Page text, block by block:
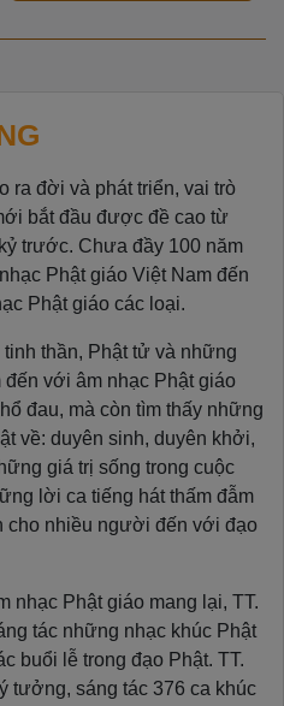
ra đời và phát triển, vai trò
bắt đầu được đề cao từ
trước. Chưa đầy 100 năm
Phật giáo Việt Nam đến
Phật giáo các loại.
thần, Phật tử và những
với âm nhạc Phật giáo
đau, mà còn tìm thấy những
về: duyên sinh, duyên khởi,
giá trị sống trong cuộc
lời ca tiếng hát thấm đẫm
cho nhiều người đến với đạo
nhạc Phật giáo mang lại, TT.
tác những nhạc khúc Phật
buổi lễ trong đạo Phật. TT.
tưởng, sáng tác 376 ca khúc